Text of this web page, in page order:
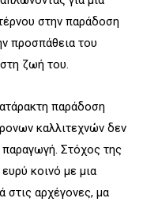
στην παράδοση
προσπάθεια του
ζωή του.
παράδοση
καλλιτεχνών δεν
παραγωγή. Στόχος της
κοινό με μια
στις αρχέγονες, μα